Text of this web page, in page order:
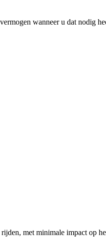
wanneer u dat nodig
met minimale impact op